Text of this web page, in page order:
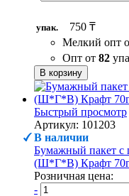
упак.
750 ₸
Мелкий опт
Опт от 82
В корзину
Быстрый просмотр
Артикул: 101203
В наличии
Бумажный пакет с
(Ш*Г*В) Крафт
Розничная цена:
-